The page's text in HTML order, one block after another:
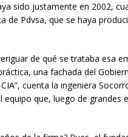
sido justamente en 2002,
de Pdvsa, que se haya
de qué se trataba esa
una fachada del
cuenta la ingeniera
que, luego de grandes